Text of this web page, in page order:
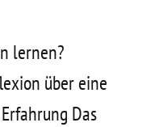
lernen?
über eine
Das